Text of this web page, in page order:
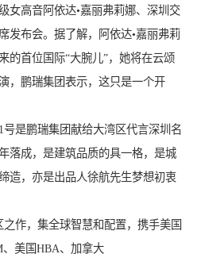
女高音阿依达•嘉丽弗莉娜、深圳交
发布会。据了解，阿依达•嘉丽弗莉
的首位国际“大腕儿”，她将在云颂
，鹏瑞集团表示，这只是一个开
是鹏瑞集团献给大湾区代言深圳名
落成，是建筑品质的具一格，是城
造，亦是出品人徐航先生梦想初衷
作，集全球智慧和配置，携手美国
、美国HBA、加拿大